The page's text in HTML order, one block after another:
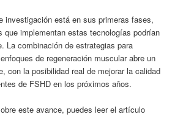
investigación está en sus primeras fases,
implementan estas tecnologías podrían
La combinación de estrategias para
de regeneración muscular abre un
con la posibilidad real de mejorar la calidad
de FSHD en los próximos años.
este avance, puedes leer el artículo